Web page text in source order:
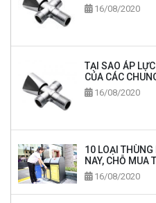
16/08/2020
TẠI SAO ÁP
CỦA CÁC
16/08/2020
10 LOẠI THÙNG
NAY, CHỖ MUA
16/08/2020